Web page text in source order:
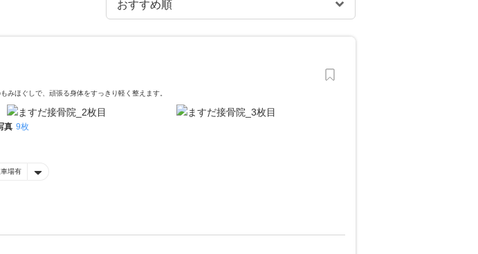
みほぐしで、頑張る身体をすっきり軽く整えます。
真 9枚
場有